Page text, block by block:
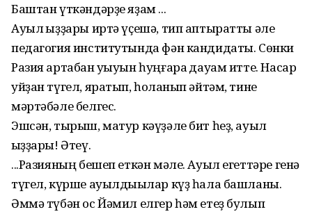
Баштан үткәндәрҙе яҙам ...
Ауыл ҡыҙҙары иртә үҫешә, тип аптыратты әле
педагогия институтында фән кандидаты. Сөнки
Разия артабан уҡыуын һуңғараҡ дауам итте. Насар
уйҙан түгел, яратып, һоҡланып әйтәм, тине
мәртәбәле белгес.
Эшсән, тырыш, матур кәүҙәле бит һеҙ, ауыл
ҡыҙҙары! Әтеү.
...Разияның бешеп еткән мәле. Ауыл егеттәре генә
түгел, күрше ауылдыҡылар күҙ һала башланы.
Әммә түбән ос Йәмил елгер һәм етеҙ булып